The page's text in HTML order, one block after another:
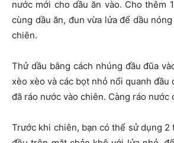
nước mới cho dầu ăn vào. Cho thêm
cùng dầu ăn, đun vừa lửa để dầu
chiên.
Thử dầu bằng cách nhúng đầu đũa
xèo xèo và các bọt nhỏ nổi quanh đầu
đã ráo nước vào chiên. Càng ráo nước
Trước khi chiên, bạn có thể sử dụng 2